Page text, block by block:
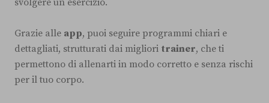
svolgere un esercizio.
Grazie alle app, puoi seguire programmi chiari e
dettagliati, strutturati dai migliori trainer, che ti
permettono di allenarti in modo corretto e senza rischi
per il tuo corpo.